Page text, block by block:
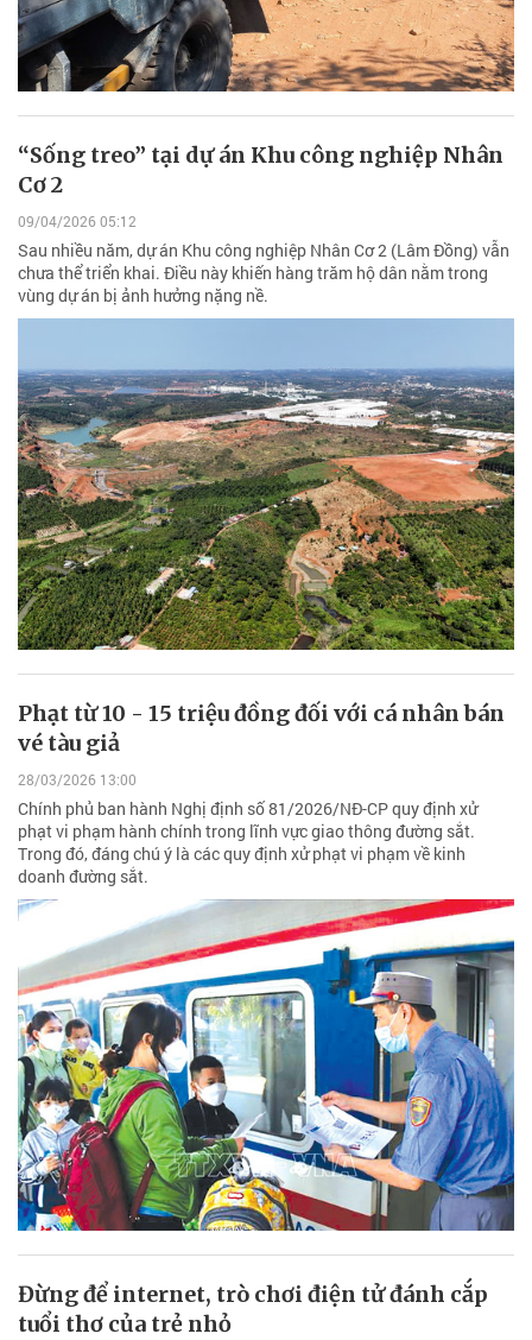
“Sống treo” tại dự án Khu công nghiệp Nhân
Cơ 2
09/04/2026 05:12
Sau nhiều năm, dự án Khu công nghiệp Nhân Cơ 2 (Lâm Đồng) vẫn
chưa thể triển khai. Điều này khiến hàng trăm hộ dân nằm trong
vùng dự án bị ảnh hưởng nặng nề.
Phạt từ 10 - 15 triệu đồng đối với cá nhân bán
vé tàu giả
28/03/2026 13:00
Chính phủ ban hành Nghị định số 81/2026/NĐ-CP quy định xử
phạt vi phạm hành chính trong lĩnh vực giao thông đường sắt.
Trong đó, đáng chú ý là các quy định xử phạt vi phạm về kinh
doanh đường sắt.
Đừng để internet, trò chơi điện tử đánh cắp
tuổi thơ của trẻ nhỏ